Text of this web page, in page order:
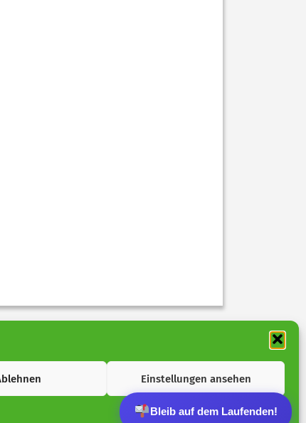
Einstellungen ansehen
Bleib auf dem Laufenden!